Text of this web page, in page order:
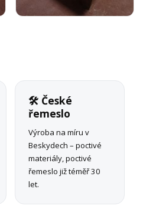
🛠 České
řemeslo
Výroba na míru v
Beskydech – poctivé
materiály, poctivé
řemeslo již téměř 30
let.